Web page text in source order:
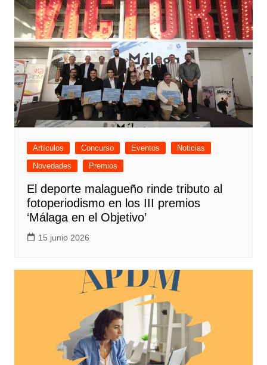
Artículos Concurso Eventos
Noticias
Novedades
Premios
El deporte malagueño rinde tributo al
fotoperiodismo en los III premios
‘Málaga en el Objetivo’
15 junio 2026